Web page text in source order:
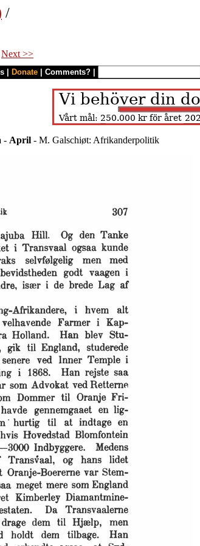
/
Next >>
Donate Comments?
- April - M. Galschiøt: Afrikanderpolitik